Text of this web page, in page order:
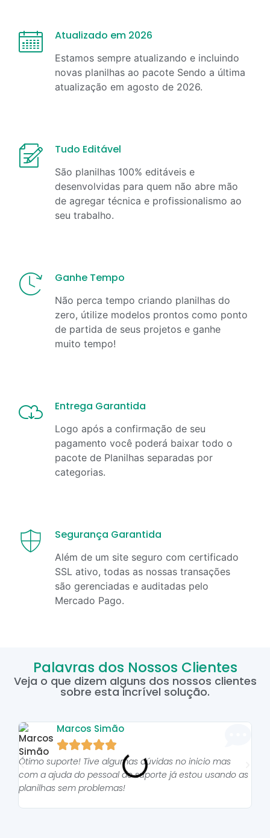
Atualizado em 2026
Estamos sempre atualizando e incluindo
novas planilhas ao pacote Sendo a última
atualização em agosto de 2026.
Tudo Editável
São planilhas 100% editáveis e
desenvolvidas para quem não abre mão
de agregar técnica e profissionalismo ao
seu trabalho.
Ganhe Tempo
Não perca tempo criando planilhas do
zero, útilize modelos prontos como ponto
de partida de seus projetos e ganhe
muito tempo!
Entrega Garantida
Logo após a confirmação de seu
pagamento você poderá baixar todo o
pacote de Planilhas separadas por
categorias.
Segurança Garantida
Além de um site seguro com certificado
SSL ativo, todas as nossas transações
são gerenciadas e auditadas pelo
Mercado Pago.
Palavras dos Nossos Clientes
Veja o que dizem alguns dos nossos clientes
sobre esta incrível solução.
Marcos Simão

Ótimo suporte! Tive algumas dúvidas no inicio mas
com a ajuda do pessoal do suporte já estou usando as
planilhas sem problemas!